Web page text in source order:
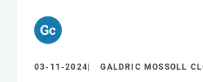
03-11-2024 GALDRIC MOSSOLL